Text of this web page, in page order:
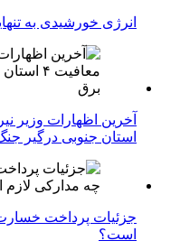
انرژی خورشیدی به
استان جنوبی درگیر
جزئیات پرداخت
است؟